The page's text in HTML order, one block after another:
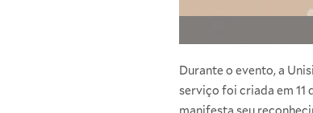
Durante o evento, a
serviço foi criada em 11